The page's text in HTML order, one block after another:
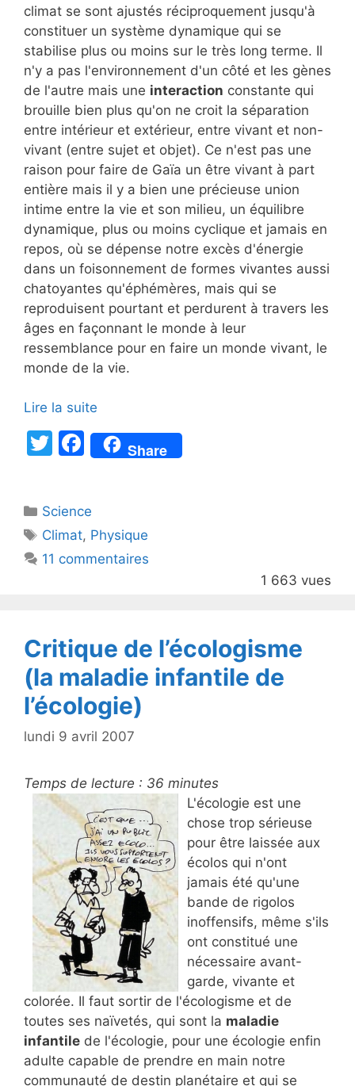
climat se sont ajustés réciproquement jusqu'à
constituer un système dynamique qui se
stabilise plus ou moins sur le très long terme. Il
n'y a pas l'environnement d'un côté et les gènes
de l'autre mais une interaction constante qui
brouille bien plus qu'on ne croit la séparation
entre intérieur et extérieur, entre vivant et non-
vivant (entre sujet et objet). Ce n'est pas une
raison pour faire de Gaïa un être vivant à part
entière mais il y a bien une précieuse union
intime entre la vie et son milieu, un équilibre
dynamique, plus ou moins cyclique et jamais en
repos, où se dépense notre excès d'énergie
dans un foisonnement de formes vivantes aussi
chatoyantes qu'éphémères, mais qui se
reproduisent pourtant et perdurent à travers les
âges en façonnant le monde à leur
ressemblance pour en faire un monde vivant, le
monde de la vie.
Lire la suite
T
er
F
a
e
b
o
Share
Catégories
Science
Étiquettes
Climat, Physique
11 commentaires
1 663 vues
Critique de l’écologisme
(la maladie infantile de
l’écologie)
lundi 9 avril 2007
Temps de lecture : 36 minutes
L'écologie est une
chose trop sérieuse
pour être laissée aux
écolos qui n'ont
jamais été qu'une
bande de rigolos
inoffensifs, même s'ils
ont constitué une
nécessaire avant-
garde, vivante et
colorée. Il faut sortir de l'écologisme et de
toutes ses naïvetés, qui sont la maladie
infantile de l'écologie, pour une écologie enfin
adulte capable de prendre en main notre
communauté de destin planétaire et qui se